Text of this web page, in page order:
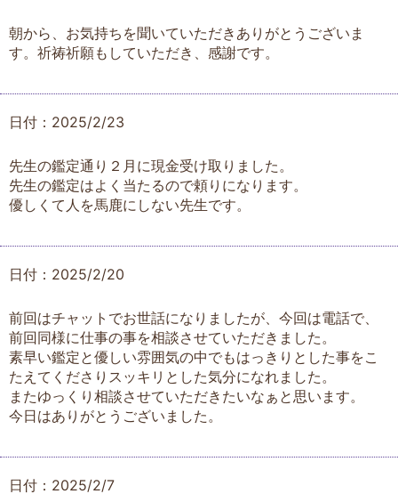
朝から、お気持ちを聞いていただきありがとうございま
す。祈祷祈願もしていただき、感謝です。
日付：2025/2/23
先生の鑑定通り２月に現金受け取りました。
先生の鑑定はよく当たるので頼りになります。
優しくて人を馬鹿にしない先生です。
日付：2025/2/20
前回はチャットでお世話になりましたが、今回は電話で、
前回同様に仕事の事を相談させていただきました。
素早い鑑定と優しい雰囲気の中でもはっきりとした事をこ
たえてくださりスッキリとした気分になれました。
またゆっくり相談させていただきたいなぁと思います。
今日はありがとうございました。
日付：2025/2/7